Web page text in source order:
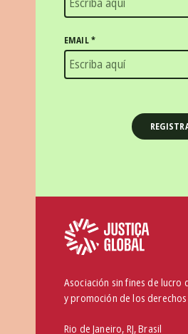
EMAIL*
Asociación sin fines de lucro
y promoción de los
Rio de Janeiro, RJ, Brasil